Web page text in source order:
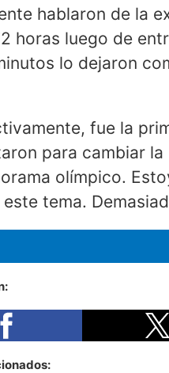
hablaron de la
horas luego de
lo dejaron
fue la
para cambiar
olímpico.
tema.